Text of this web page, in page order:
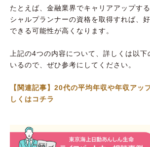
たとえば、金融業界でキャリアアップす
シャルプランナーの資格を取得すれば、
できる可能性が高くなります。
上記の4つの内容について、詳しくは以下
いるので、ぜひ参考にしてください。
【関連記事】20代の平均年収や年収アッ
しくはコチラ